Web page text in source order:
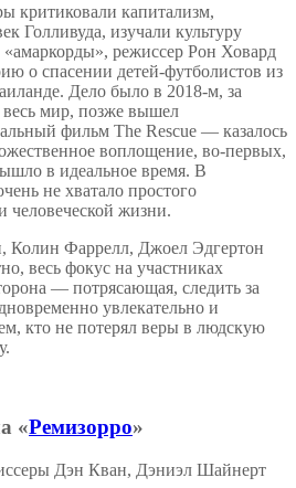
критиковали капитализм,
Голливуда, изучали культуру
режиссер Рон Ховард
о спасении детей-футболистов из
Дело было в 2018-м, за
весь мир, позже вышел
фильм The Rescue — казалось
воплощение, во-первых,
в идеальное время. В
не хватало простого
человеческой жизни.
Колин Фаррелл, Джоел Эдгертон
весь фокус на участниках
— потрясающая, следить за
увлекательно и
кто не потерял веры в людскую
«Ремизорро»
Дэн Кван, Дэниэл Шайнерт